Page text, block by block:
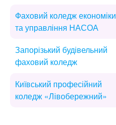
Фаховий коледж економіки
та управління НАСОА
Запорізький будівельний
фаховий коледж
Київський професійний
коледж «Лівобережний»